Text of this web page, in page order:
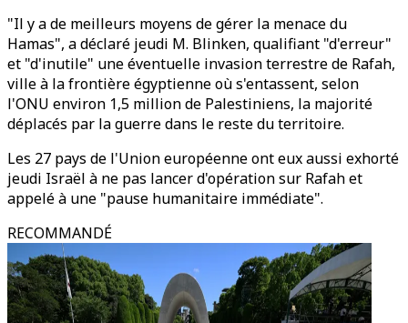
"Il y a de meilleurs moyens de gérer la menace du
Hamas", a déclaré jeudi M. Blinken, qualifiant "d'erreur"
et "d'inutile" une éventuelle invasion terrestre de Rafah,
ville à la frontière égyptienne où s'entassent, selon
l'ONU environ 1,5 million de Palestiniens, la majorité
déplacés par la guerre dans le reste du territoire.
Les 27 pays de l'Union européenne ont eux aussi exhorté
jeudi Israël à ne pas lancer d'opération sur Rafah et
appelé à une "pause humanitaire immédiate".
RECOMMANDÉ